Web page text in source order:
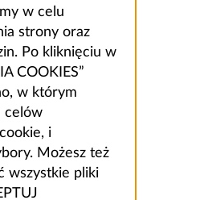
w celu
strony oraz
Po kliknięciu w
COOKIES”
w którym
celów
i
Możesz też
wszystkie pliki